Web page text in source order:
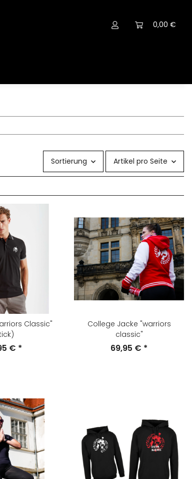
0,00 €
Sortierung Artikel pro Seite
Classic"
€ *
College Jacke "warriors
classic"
69,95 € *